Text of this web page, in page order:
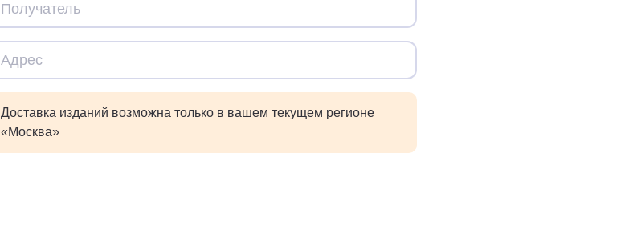
Доставка изданий возможна только в вашем текущем регионе
«Москва»